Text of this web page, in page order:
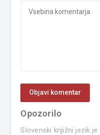
Opozorilo
Slovenski knjižni jezik